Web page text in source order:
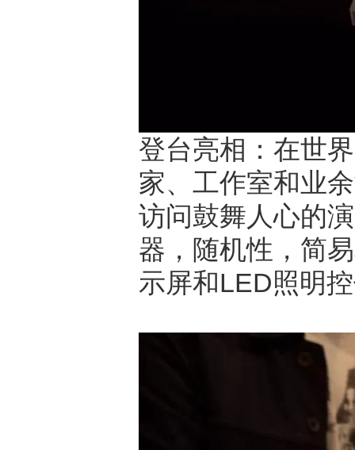
登台亮相：在世
家、工作室和业
访问鼓舞人心的
器，随机性，简
示屏和LED照明